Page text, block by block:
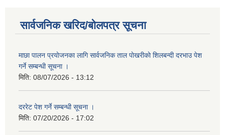
सार्वजनिक खरिद/बोलपत्र सूचना
माछा पालन प्रयाेजनका लागि सार्वजनिक ताल पाेखरीकाे शिलबन्दी दरभाउ पेश
गर्ने सम्बन्धी सूचना ।
मिति: 08/07/2026 - 13:12
दररेट पेश गर्ने सम्बन्धी सूचना ।
मिति: 07/20/2026 - 17:02